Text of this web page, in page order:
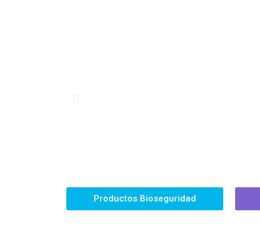
Productos Bioseguridad